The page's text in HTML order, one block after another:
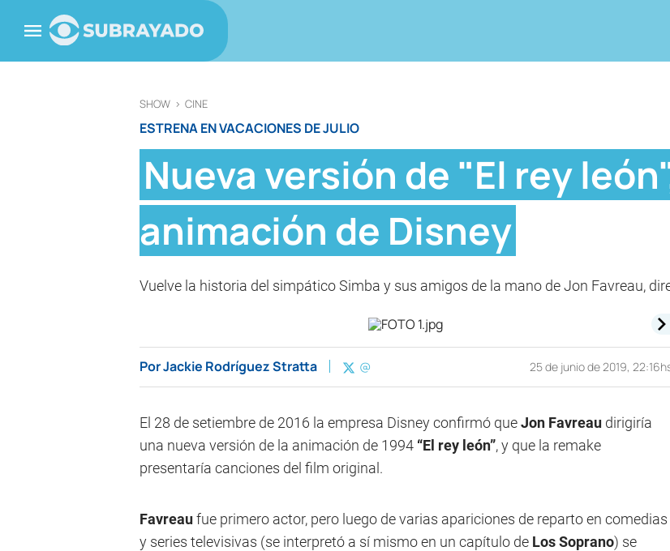
SHOW > CINE
ESTRENA EN VACACIONES DE JULIO
Nueva versión de "El rey
animación de Disney
Vuelve la historia del simpático Simba y sus amigos de la mano de Jon Favreau,
PorJackie Rodríguez Stratta @ 25 de junio de 2019,
El 28 de setiembre de 2016 la empresa Disney confirmó queJon Favreau dirigiría
una nueva versión de la animación de 1994 “El rey león”, y que la remake
presentaría canciones del film original.
Favreaufue primero actor, pero luego de varias apariciones de reparto en comedias
y series televisivas (se interpretó a sí mismo en un capítulo de Los Soprano) se